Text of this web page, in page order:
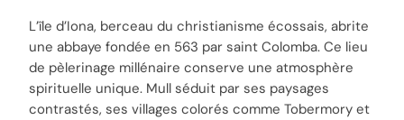
L’île d’Iona, berceau du christianisme écossais, abrite
une abbaye fondée en 563 par saint Colomba. Ce lieu
de pèlerinage millénaire conserve une atmosphère
spirituelle unique. Mull séduit par ses paysages
contrastés, ses villages colorés comme Tobermory et